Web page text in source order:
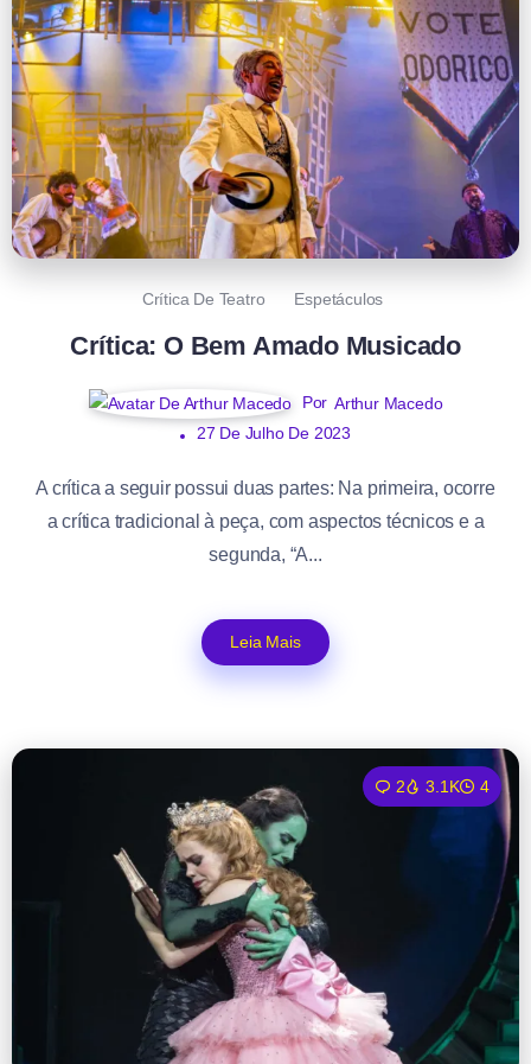
Crítica De Teatro Espetáculos
Crítica: O Bem Amado Musicado
Por Arthur Macedo
27 De Julho De 2023
A crítica a seguir possui duas partes: Na primeira, ocorre
a crítica tradicional à peça, com aspectos técnicos e a
segunda, “A...
Leia Mais
2 3.1K 4